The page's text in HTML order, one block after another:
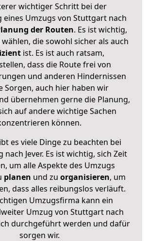
wichtiger Schritt bei der
Umzugs von Stuttgart nach
der Routen. Es ist wichtig,
die sowohl sicher als auch
ist. Es ist auch ratsam,
dass die Route frei von
und anderen Hindernissen
Sorgen, auch hier haben wir
übernehmen gerne die Planung,
auf andere wichtige Sachen
können.
es viele Dinge zu beachten bei
nach Jever. Es ist wichtig, sich Zeit
um alle Aspekte des Umzugs
planen und zu organisieren, um
dass alles reibungslos verläuft.
Umzugsfirma kann ein
Umzug von Stuttgart nach
durchgeführt werden und dafür
sorgen wir.